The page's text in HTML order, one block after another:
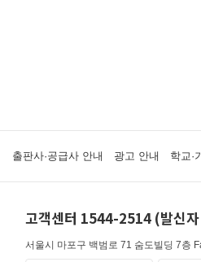
출판사·공급사 안내 광고 안내 학교·
고객센터 1544-2514 (발신
서울시 마포구 백범로 71 숨도빌딩 7층